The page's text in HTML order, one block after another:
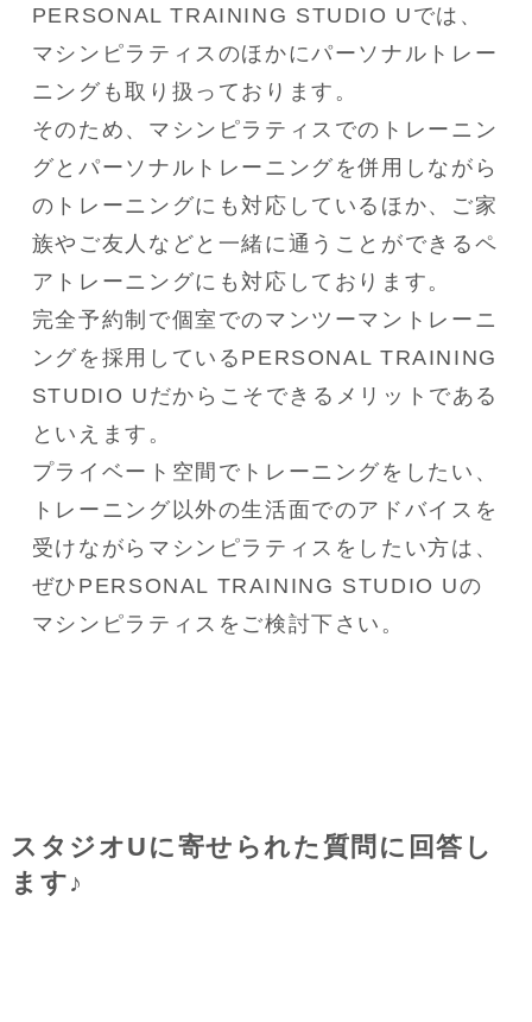
PERSONAL TRAINING STUDIO Uでは、
マシンピラティスのほかにパーソナルトレー
ニングも取り扱っております。
そのため、マシンピラティスでのトレーニン
グとパーソナルトレーニングを併用しながら
のトレーニングにも対応しているほか、ご家
族やご友人などと一緒に通うことができるペ
アトレーニングにも対応しております。
完全予約制で個室でのマンツーマントレーニ
ングを採用しているPERSONAL TRAINING
STUDIO Uだからこそできるメリットである
といえます。
プライベート空間でトレーニングをしたい、
トレーニング以外の生活面でのアドバイスを
受けながらマシンピラティスをしたい方は、
ぜひPERSONAL TRAINING STUDIO Uの
マシンピラティスをご検討下さい。
スタジオUに寄せられた質問に回答し
ます♪